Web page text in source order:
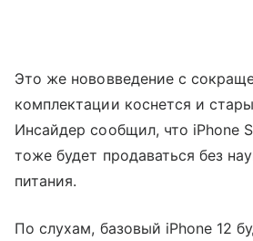
Это же нововведение с
комплектации коснется и
Инсайдер сообщил, что iPhone
тоже будет продаваться без
питания.
По слухам, базовый iPhone 12